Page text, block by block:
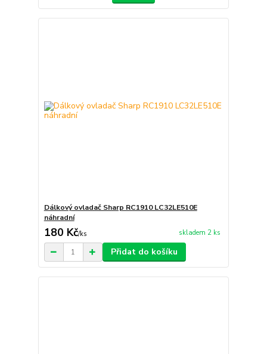
Dálkový ovladač Sharp RC1910 LC32LE510E
náhradní
180 Kč/ks skladem 2 ks
Přidat do košíku